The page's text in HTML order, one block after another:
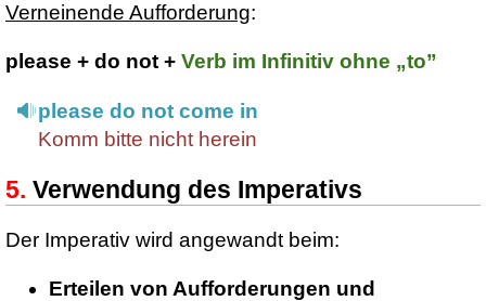
Verneinende Aufforderung:
please + do not + Verb im Infinitiv ohne „to”
please do not come in
Komm bitte nicht herein
Verwendung des Imperativs
Der Imperativ wird angewandt beim:
Erteilen von Aufforderungen und